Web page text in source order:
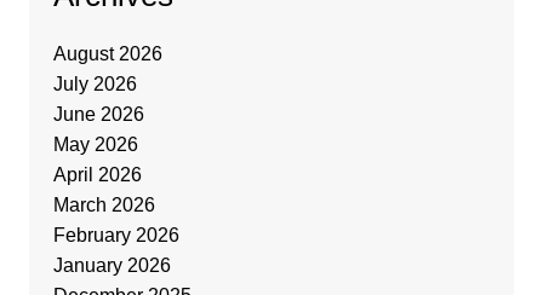
August 2026
July 2026
June 2026
May 2026
April 2026
March 2026
February 2026
January 2026